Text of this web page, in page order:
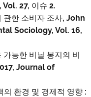
27, 이슈 2.
관한 소비자 조사, John
Sociology, Vol. 16,
능한 비닐 봉지의 비
Journal of
환경 및 경제적 영향 :